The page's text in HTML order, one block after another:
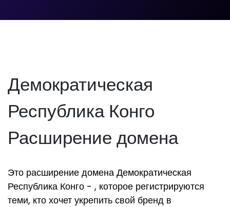
Демократическая
Республика Конго
Расширение домена
Это расширение домена Демократическая
Республика Конго - , которое регистрируются
теми, кто хочет укрепить свой бренд в